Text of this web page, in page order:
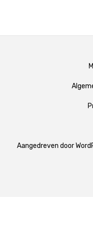
Aangedreven door